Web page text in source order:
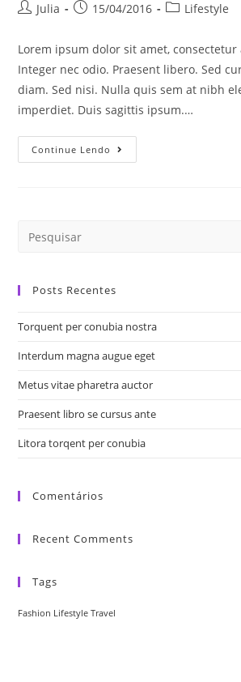
Julia 15/04/2016 Lifestyle
Lorem ipsum dolor sit amet,
Integer nec odio. Praesent libero. Sed
diam. Sed nisi. Nulla quis sem at nibh
imperdiet. Duis sagittis ipsum.…
Continue Lendo
Posts Recentes
Torquent per conubia nostra
Interdum magna augue eget
Metus vitae pharetra auctor
Praesent libro se cursus ante
Litora torqent per conubia
Comentários
Recent Comments
Tags
Fashion Lifestyle Travel